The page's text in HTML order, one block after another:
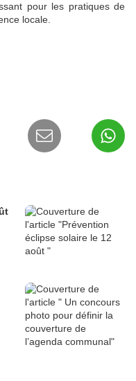
pour les pratiques de
locale.